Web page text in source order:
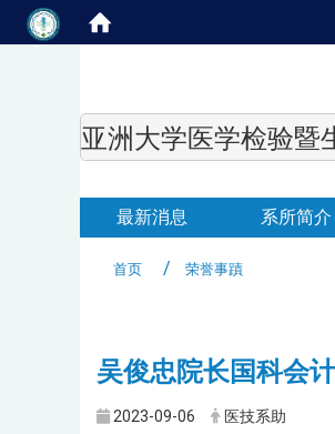
亚洲大学医学检验暨
最新消息 系所简介
首页 荣誉事蹟
吴俊忠院长国科会
2023-09-06 医技系助